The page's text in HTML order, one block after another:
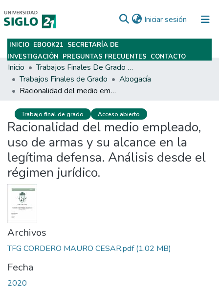
Iniciar sesión (current)
Subir
INICIO EBOOK21 SECRETARÍA DE
INVESTIGACIÓN PREGUNTAS FRECUENTES CONTACTO
Inicio
Trabajos Finales De Grado Y Posgrado
Trabajos Finales de Grado
Abogacía
Racionalidad del medio empleado, uso de armas y su alcance en la legítima defensa. Análisis desde el régimen jurídico.
Trabajo final de grado Acceso abierto
Racionalidad del medio empleado,
uso de armas y su alcance en la
legítima defensa. Análisis desde el
régimen jurídico.
Archivos
TFG CORDERO MAURO CESAR.pdf(1.02 MB)
Fecha
2020